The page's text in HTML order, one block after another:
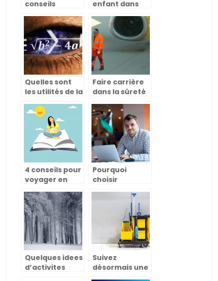
conseils
une jeune
maman
enfant dans
et l’éveil.
Quelles sont
les utilités de la
dans les futurs
métiers de
demain?
Faire carrière
dans la sûreté
une filière peu
connu du
secteur aérien
4 conseils pour
voyager en
Pourquoi
choisir
Quelques idees
d’activites
Suivez
désormais une